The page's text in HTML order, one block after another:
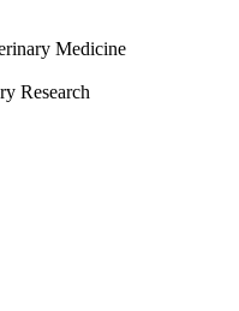
Medicine
Research